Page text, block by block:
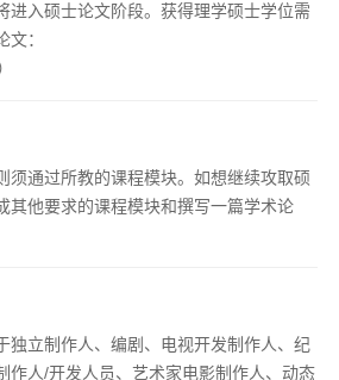
进入硕士论文阶段。获得理学硕士学位需
：
须通过所教的课程模块。如想继续攻取硕
其他要求的课程模块和撰写一篇学术论
独立制作人、编剧、电视开发制作人、纪
作人/开发人员、艺术家电影制作人、动态